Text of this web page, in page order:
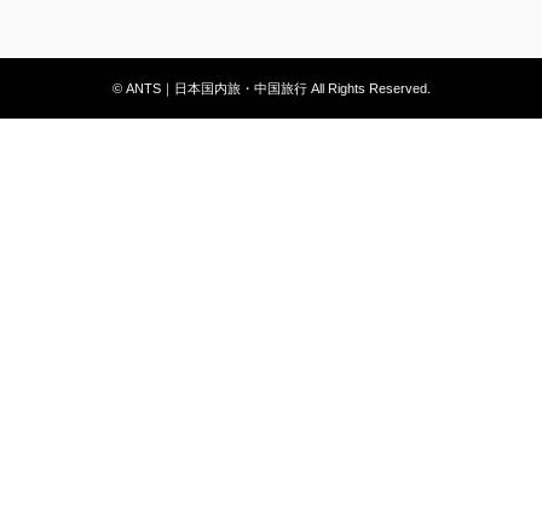
© ANTS｜日本国内旅・中国旅行 All Rights Reserved.